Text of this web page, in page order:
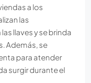
a los
las
llaves y se brinda
Además, se
para atender
surgir durante el